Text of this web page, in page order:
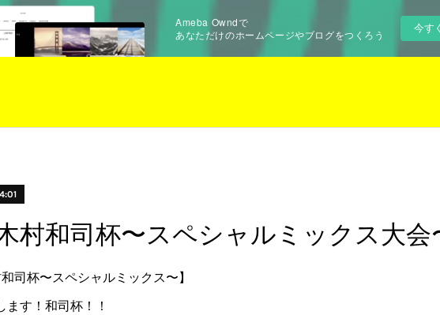
Ameba Owndで
あなただけのホームページやブログをつくろう
今す
村和司杯〜スペシャルミックス大会
和司杯〜スペシャルミックス〜】
ます！和司杯！！